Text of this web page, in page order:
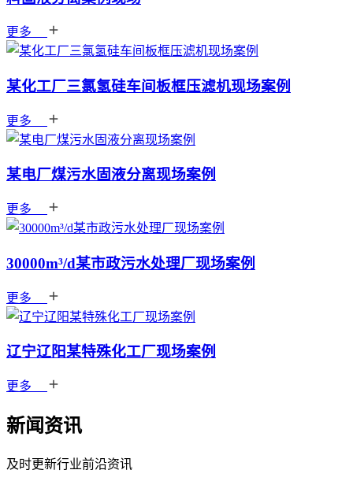
更多
某化工厂三氯氢硅车间板框压滤机现场案例
更多
某电厂煤污水固液分离现场案例
更多
30000m³/d某市政污水处理厂现场案例
更多
辽宁辽阳某特殊化工厂现场案例
更多
新闻资讯
及时更新行业前沿资讯